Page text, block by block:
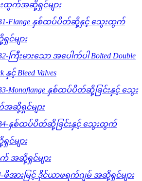
ထွက်အဆို့ရှင်များ
Flange နှစ်ထပ်ပိတ်ဆို့နှင့် သွေးထွက်
င်များ
ကြီးမားသော အပေါက်ပါ Bolted Double
နှင့် Bleed Valves
Monoflange နှစ်ထပ်ပိတ်ဆို့ခြင်းနှင့် သွေး
ဆို့ရှင်များ
နှစ်ထပ်ပိတ်ဆို့ခြင်းနှင့် သွေးထွက်
င်များ
အဆို့ရှင်များ
ဖိအားမြင့် ဒိုင်ယာဖရက်ဂျမ် အဆို့ရှင်များ